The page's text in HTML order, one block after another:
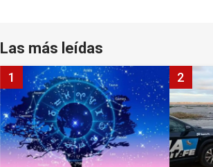
Las más leídas
1 2